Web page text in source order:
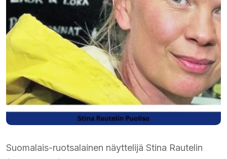
Suomalais-ruotsalainen näyttelijä Stina Rautelin